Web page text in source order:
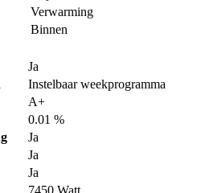
Verwarming
Binnen
Ja
Instelbaar weekprogramma
A+
0.01 %
Ja
Ja
Ja
7450 Watt